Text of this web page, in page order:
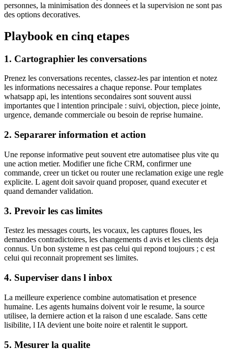
personnes, la minimisation des donnees et la supervision ne sont pas
des options decoratives.
Playbook en cinq etapes
1. Cartographier les conversations
Prenez les conversations recentes, classez-les par intention et notez
les informations necessaires a chaque reponse. Pour templates
whatsapp api, les intentions secondaires sont souvent aussi
importantes que l intention principale : suivi, objection, piece jointe,
urgence, demande commerciale ou besoin de reprise humaine.
2. Separarer information et action
Une reponse informative peut souvent etre automatisee plus vite qu
une action metier. Modifier une fiche CRM, confirmer une
commande, creer un ticket ou router une reclamation exige une regle
explicite. L agent doit savoir quand proposer, quand executer et
quand demander validation.
3. Prevoir les cas limites
Testez les messages courts, les vocaux, les captures floues, les
demandes contradictoires, les changements d avis et les clients deja
connus. Un bon systeme n est pas celui qui repond toujours ; c est
celui qui reconnait proprement ses limites.
4. Superviser dans l inbox
La meilleure experience combine automatisation et presence
humaine. Les agents humains doivent voir le resume, la source
utilisee, la derniere action et la raison d une escalade. Sans cette
lisibilite, l IA devient une boite noire et ralentit le support.
5. Mesurer la qualite